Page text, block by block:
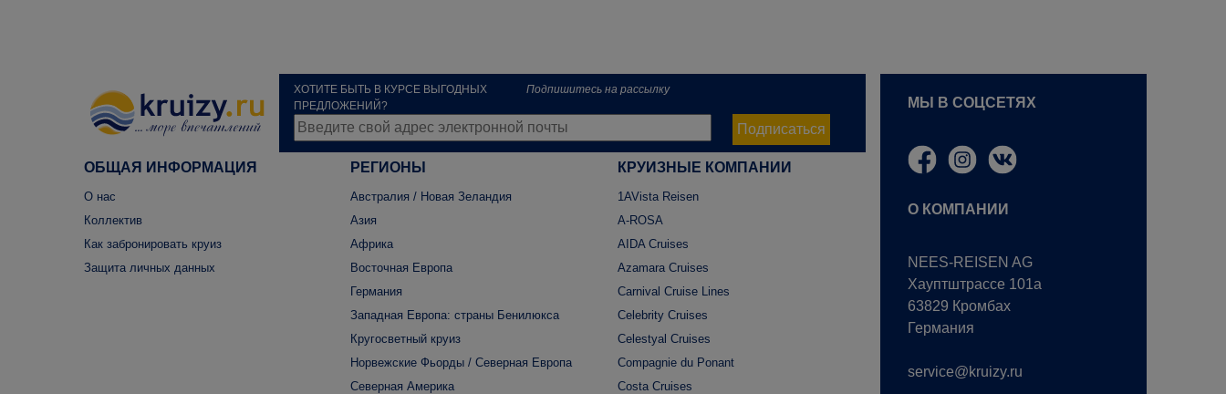
ХОТИТЕ БЫТЬ В КУРСЕ ВЫГОДНЫХ
ПРЕДЛОЖЕНИЙ?
Подпишитесь на рассылку
Подписаться
ОБЩАЯ ИНФОРМАЦИЯ
О нас
Коллектив
Как забронировать круиз
Защита личных данных
РЕГИОНЫ
Австралия / Новая Зеландия
Азия
Африка
Восточная Европа
Германия
Западная Европа: страны Бенилюкса
Кругосветный круиз
Норвежские Фьорды / Северная Европа
Северная Америка
КРУИЗНЫЕ КОМПАНИИ
1AVista Reisen
A-ROSA
AIDA Cruises
Azamara Cruises
Carnival Cruise Lines
Celebrity Cruises
Celestyal Cruises
Compagnie du Ponant
Costa Cruises
МЫ В СОЦСЕТЯХ
О КОМПАНИИ
NEES-REISEN AG
Хауптштрассе 101a
63829 Кромбах
Германия
service@kruizy.ru